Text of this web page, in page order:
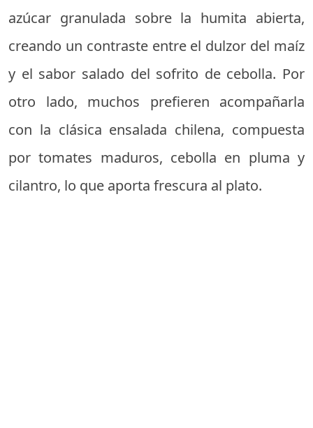
azúcar granulada sobre la humita abierta,
creando un contraste entre el dulzor del maíz
y el sabor salado del sofrito de cebolla. Por
otro lado, muchos prefieren acompañarla
con la clásica ensalada chilena, compuesta
por tomates maduros, cebolla en pluma y
cilantro, lo que aporta frescura al plato.